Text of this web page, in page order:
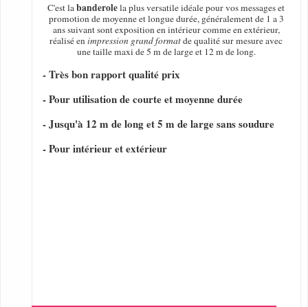
C'est labanderolela plus versatile idéale pour vos messages et
promotion de moyenne et longue durée, généralement de 1 a 3
ans suivant sont exposition en intérieur comme en extérieur,
réalisé enimpression grand formatde qualité sur mesure avec
une taille maxi de 5 m de large et 12 m de long.
- Très bon rapport qualité prix
- Pour utilisation de courte et moyenne durée
- Jusqu'à 12 m de long et 5 m de large sans soudure
- Pour intérieur et extérieur